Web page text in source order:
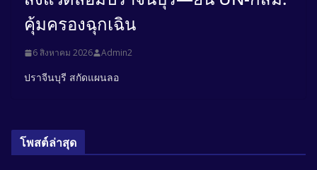
คุ้มครองฉุกเฉิน
6 สิงหาคม 2026 Admin2
ปราจีนบุรี สกัดแผนลอ
โพสต์ล่าสุด